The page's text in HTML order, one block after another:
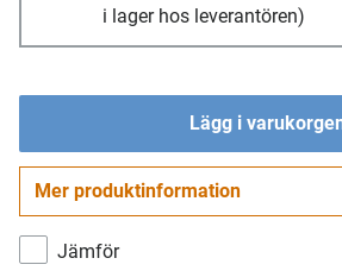
i lager hos leverantören)
Lägg i
Gå till kassan
Mer produktinformation
Jämför